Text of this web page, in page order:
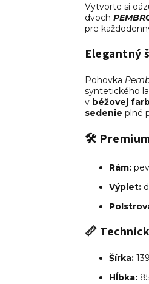
Vytvorte si
dvoch
pre
Elegantný
Pohovka
syntetického
v béžovej
sedenie plné
🛠️
Rám:
Výplet:
📏
Šírka:
Hĺbka: